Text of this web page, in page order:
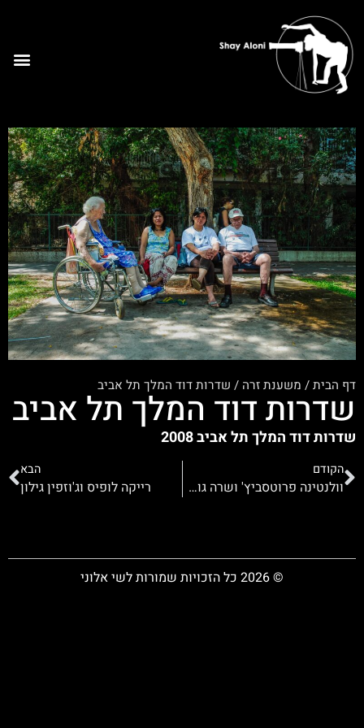
דף הבית/ משענת זרה / שדרות דוד המלך תל אביב
שדרות דוד המלך תל אביב
שדרות דוד המלך תל אביב 2008
הקודם
וולנטינה פרוטסביץ' ושרה גולדשטיין
הבא
רייקה לופיס וג'וזפין גילון
© 2026 כל הזכויות שמורות לשי אלוני